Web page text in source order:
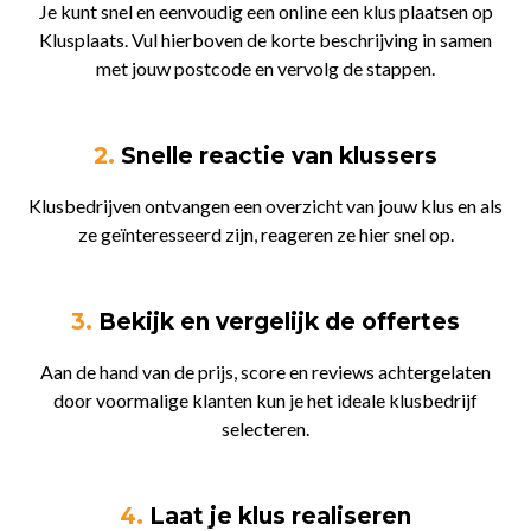
Je kunt snel en eenvoudig een online een klus plaatsen op
Klusplaats. Vul hierboven de korte beschrijving in samen
met jouw postcode en vervolg de stappen.
2. Snelle reactie van klussers
Klusbedrijven ontvangen een overzicht van jouw klus en als
ze geïnteresseerd zijn, reageren ze hier snel op.
3. Bekijk en vergelijk de offertes
Aan de hand van de prijs, score en reviews achtergelaten
door voormalige klanten kun je het ideale klusbedrijf
selecteren.
4. Laat je klus realiseren